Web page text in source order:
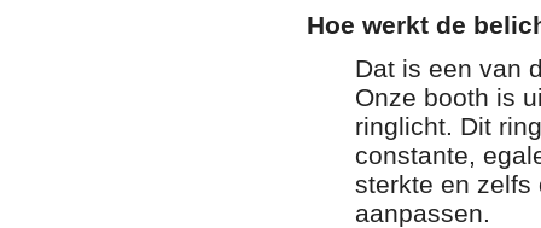
Hoe werkt de
Dat is een van
Onze booth is
ringlicht. Dit
constante,
sterkte en zelfs
aanpassen.